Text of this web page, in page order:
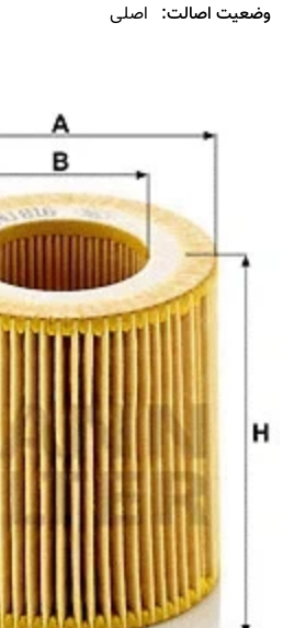
وضعیت اصالت: اصلی